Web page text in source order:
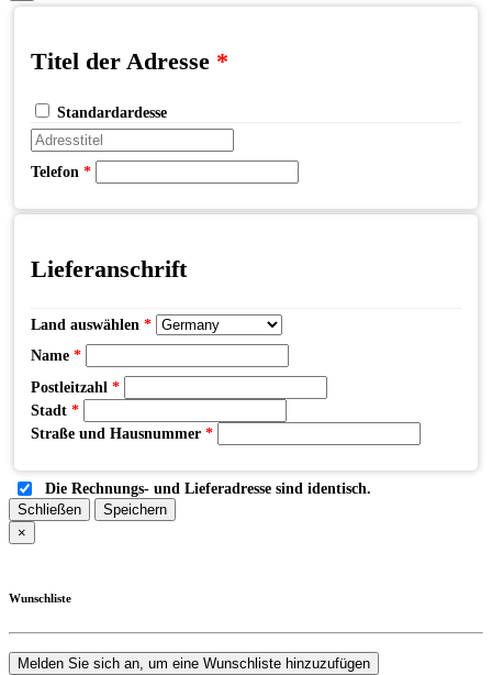
Titel der Adresse *
Standardardesse
Telefon *
Lieferanschrift
Land auswählen *
Name *
Postleitzahl *
Stadt *
Straße und Hausnummer *
Die Rechnungs- und Lieferadresse sind identisch.
Schließen
Speichern
×
Wunschliste
Melden Sie sich an, um eine Wunschliste hinzuzufügen